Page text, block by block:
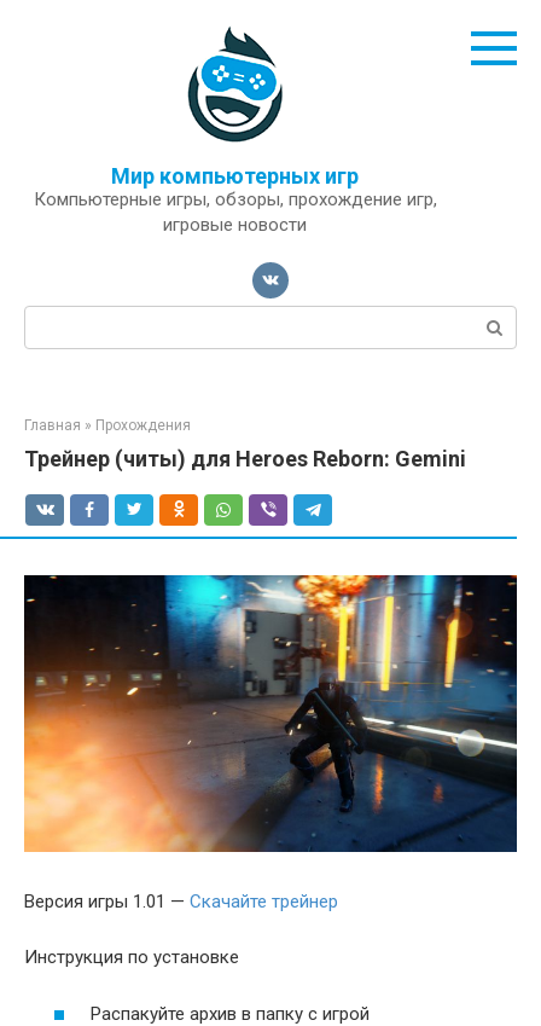
Мир компьютерных игр
Компьютерные игры, обзоры, прохождение игр,
игровые новости
Поиск:
Главная » Прохождения
Трейнер (читы) для Heroes Reborn: Gemini
Версия игры 1.01 — Скачайте трейнер
Инструкция по установке
Распакуйте архив в папку с игрой